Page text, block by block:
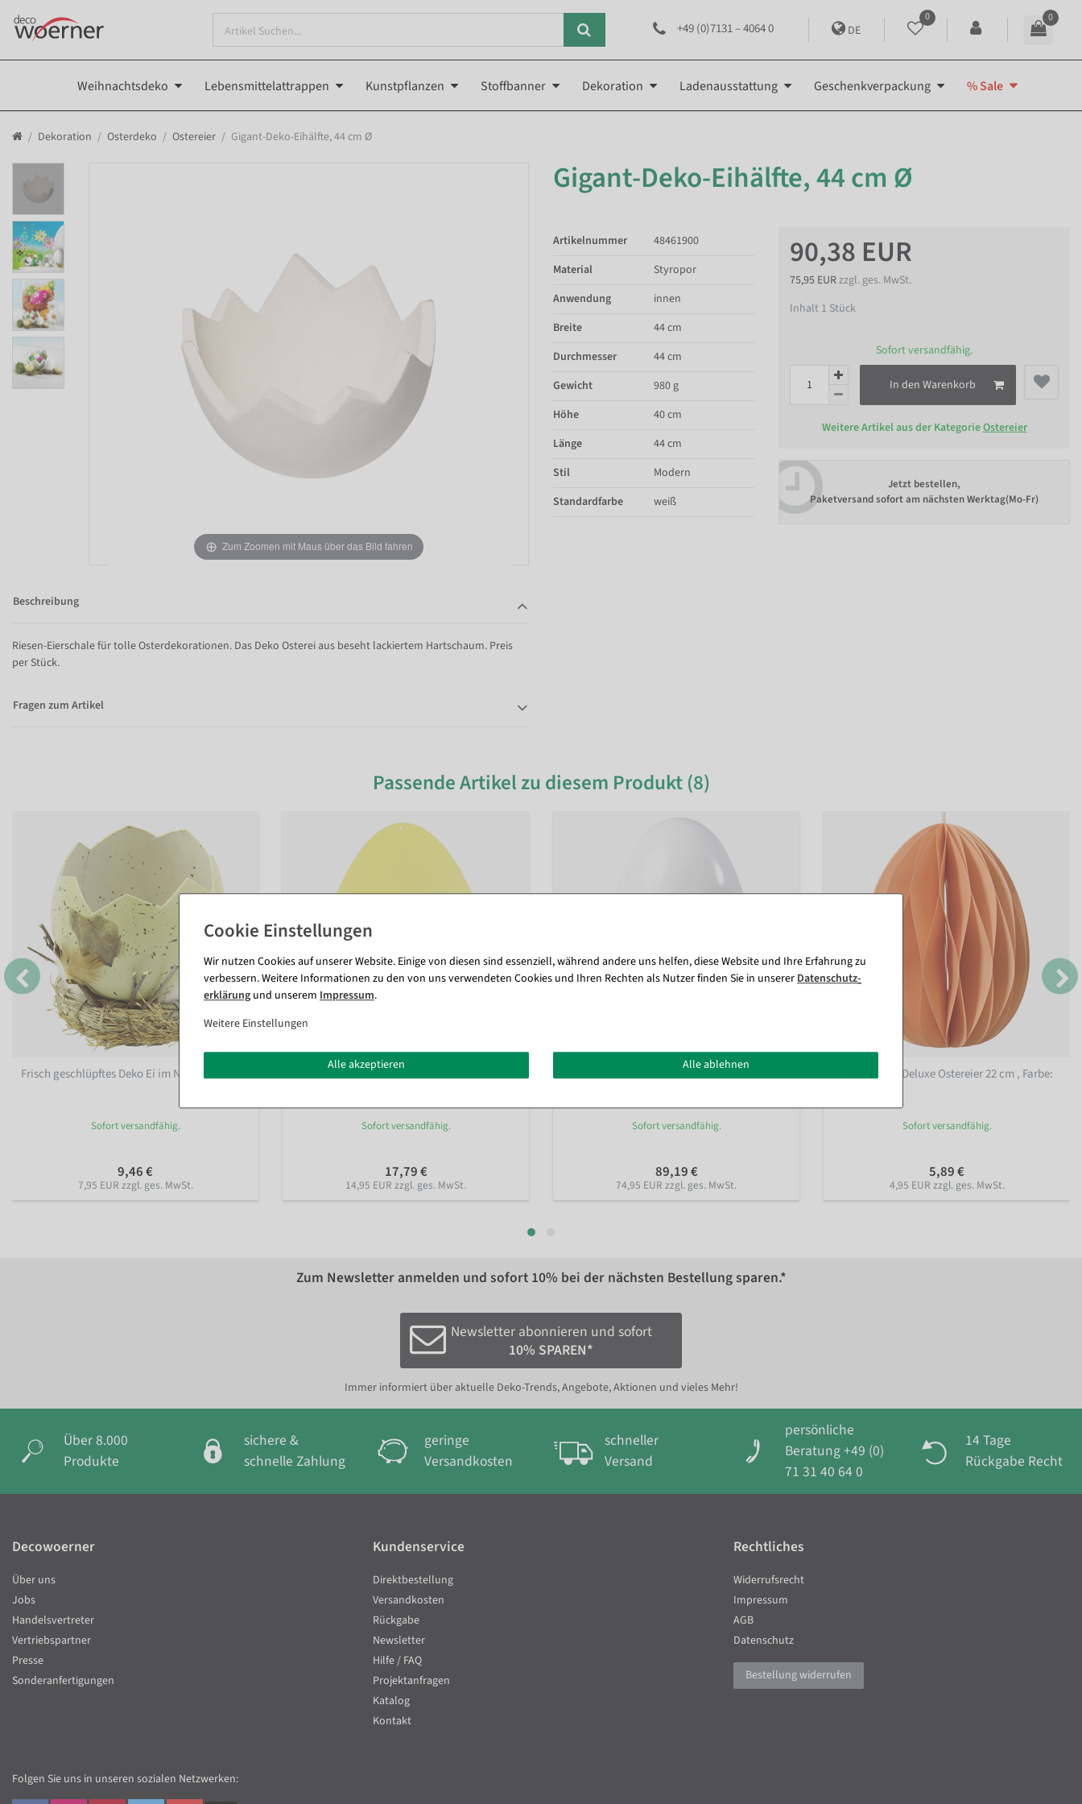
+49 (0)7131 – 4064 0 DE
0 0
Weihnachtsdeko Lebensmittelattrappen Kunstpflanzen Stoffbanner Dekoration Ladenausstattung Geschenkverpackung % Sale
Dekoration Osterdeko Ostereier Gigant-Deko-Eihälfte, 44 cm Ø
Zum Zoomen mit Maus über das Bild fahren
Gigant-Deko-Eihälfte, 44 cm Ø
90,38 EUR
75,95 EURzzgl. ges. MwSt.
Inhalt 1 Stück
Sofort versandfähig.
In den Warenkorb
Weitere Artikel aus der KategorieOstereier
Jetzt bestellen,
Paketversand sofort am nächsten Werktag(Mo-Fr)
Artikelnummer
48461900
Material
Styropor
Anwendung
innen
Breite
44 cm
Durchmesser
44 cm
Gewicht
980 g
Höhe
40 cm
Länge
44 cm
Stil
Modern
Standardfarbe
weiß
Beschreibung
Riesen-Eierschale für tolle Osterdekorationen. Das Deko Osterei aus beseht lackiertem Hartschaum. Preis
per Stück.
Fragen zum Artikel
Passende Artikel zu diesem Produkt (8)
Frisch geschlüpftes Deko Ei im Nest 10 cm
Sofort versandfähig.
9,46 €
7,95 EUR zzgl. ges. MwSt.
Ei Silhouette 50 cm in verschiedenen Farben
Sofort versandfähig.
17,79 €
14,95 EUR zzgl. ges. MwSt.
Sofort versandfähig.
89,19 €
74,95 EUR zzgl. ges. MwSt.
Wabenpapier Deluxe Ostereier 22 cm, Farbe:
Sofort versandfähig.
5,89 €
4,95 EUR zzgl. ges. MwSt.
Zum Newsletter anmelden und sofort 10% bei der nächsten Bestellung sparen.*
Newsletter abonnieren und sofort
10% SPAREN*
Immer informiert über aktuelle Deko-Trends, Angebote, Aktionen und vieles Mehr!
Über 8.000
Produkte
sichere &
schnelle Zahlung
geringe
Versandkosten
schneller
Versand
persönliche
Beratung +49 (0)
71 31 40 64 0
14 Tage
Rückgabe Recht
Wir nutzen Cookies auf unserer Website. Einige von diesen sind essenziell, während andere uns helfen, diese Website und Ihre Erfahrung zu
verbessern. Weitere Informationen zu den von uns verwendeten Cookies und Ihren Rechten als Nutzer finden Sie in unsererDaten­schutz­
erklärung und unserem Impressum.
Weitere Einstellungen
Alle akzeptieren Alle ablehnen
Decowoerner
Über uns
Jobs
Handelsvertreter
Vertriebspartner
Presse
Sonderanfertigungen
Kundenservice
Direktbestellung
Versandkosten
Rückgabe
Newsletter
Hilfe / FAQ
Projektanfragen
Katalog
Kontakt
Rechtliches
Widerrufsrecht
Impressum
AGB
Datenschutz
Bestellung widerrufen
Folgen Sie uns in unseren sozialen Netzwerken: